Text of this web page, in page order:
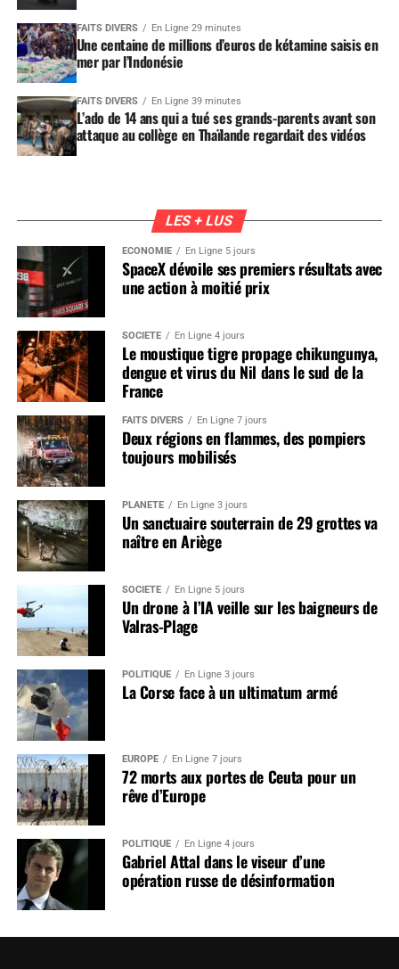
FAITS DIVERS En Ligne 29 minutes
Une centaine de millions d’euros de kétamine saisis en
mer par l’Indonésie
FAITS DIVERS En Ligne 39 minutes
L’ado de 14 ans qui a tué ses grands-parents avant son
attaque au collège en Thaïlande regardait des vidéos
LES + LUS
ÉCONOMIE En Ligne 5 jours
SpaceX dévoile ses premiers résultats avec
une action à moitié prix
SOCIÉTÉ En Ligne 4 jours
Le moustique tigre propage chikungunya,
dengue et virus du Nil dans le sud de la
France
FAITS DIVERS En Ligne 7 jours
Deux régions en flammes, des pompiers
toujours mobilisés
PLANÈTE En Ligne 3 jours
Un sanctuaire souterrain de 29 grottes va
naître en Ariège
SOCIÉTÉ En Ligne 5 jours
Un drone à l’IA veille sur les baigneurs de
Valras-Plage
POLITIQUE En Ligne 3 jours
La Corse face à un ultimatum armé
EUROPE En Ligne 7 jours
72 morts aux portes de Ceuta pour un
rêve d’Europe
POLITIQUE En Ligne 4 jours
Gabriel Attal dans le viseur d’une
opération russe de désinformation